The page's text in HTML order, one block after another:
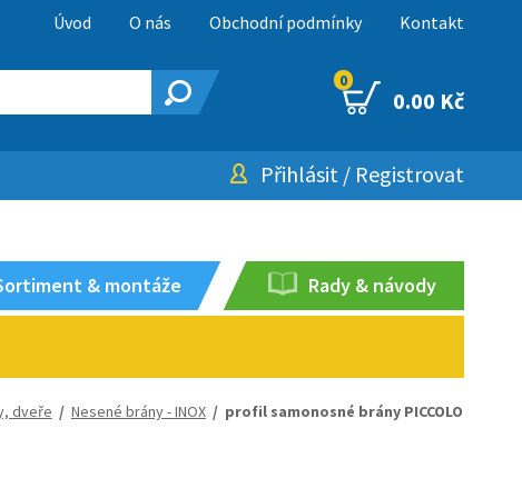
Úvod O nás Obchodní podmínky Kontakt
0
0.00 Kč
Přihlásit / Registrovat
& montáže Rady & návody
dveře / Nesené brány - INOX/ profil samonosné brány PICCOLO